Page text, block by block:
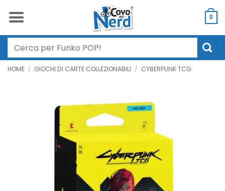
0
Cerca:
HOME / GIOCHI DI CARTE COLLEZIONABILI / CYBERPUNK TCG